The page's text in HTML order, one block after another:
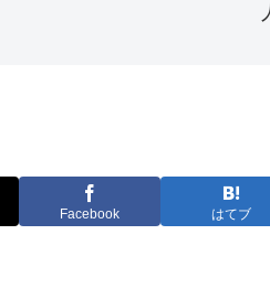
Facebook はてブ